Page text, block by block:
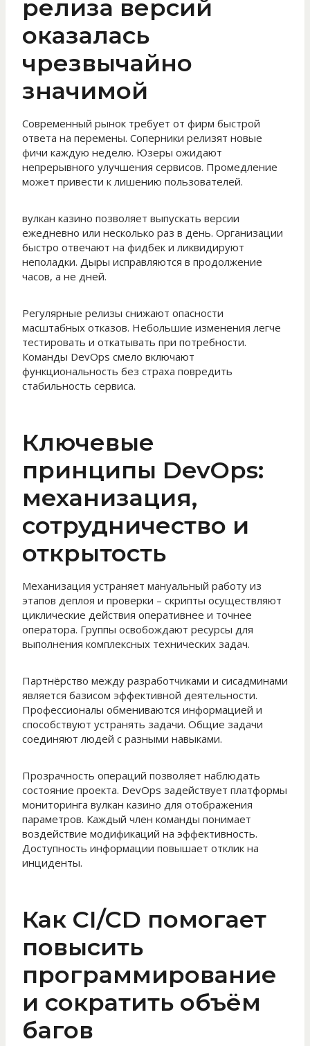
релиза версий
оказалась
чрезвычайно
значимой
Современный рынок требует от фирм быстрой
ответа на перемены. Соперники релизят новые
фичи каждую неделю. Юзеры ожидают
непрерывного улучшения сервисов. Промедление
может привести к лишению пользователей.
вулкан казино позволяет выпускать версии
ежедневно или несколько раз в день. Организации
быстро отвечают на фидбек и ликвидируют
неполадки. Дыры исправляются в продолжение
часов, а не дней.
Регулярные релизы снижают опасности
масштабных отказов. Небольшие изменения легче
тестировать и откатывать при потребности.
Команды DevOps смело включают
функциональность без страха повредить
стабильность сервиса.
Ключевые
принципы DevOps:
механизация,
сотрудничество и
открытость
Механизация устраняет мануальный работу из
этапов деплоя и проверки – скрипты осуществляют
циклические действия оперативнее и точнее
оператора. Группы освобождают ресурсы для
выполнения комплексных технических задач.
Партнёрство между разработчиками и сисадминами
является базисом эффективной деятельности.
Профессионалы обмениваются информацией и
способствуют устранять задачи. Общие задачи
соединяют людей с разными навыками.
Прозрачность операций позволяет наблюдать
состояние проекта. DevOps задействует платформы
мониторинга вулкан казино для отображения
параметров. Каждый член команды понимает
воздействие модификаций на эффективность.
Доступность информации повышает отклик на
инциденты.
Как CI/CD помогает
повысить
программирование
и сократить объём
багов